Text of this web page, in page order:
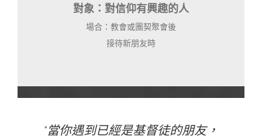
對象：對信仰有興趣的人
場合：教會或團契聚會後
接待新朋友時
“當你遇到已經是基督徒的朋友，